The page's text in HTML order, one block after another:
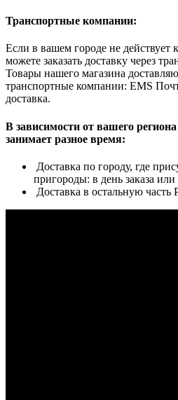
Транспортные компании:
Если в вашем городе не действует
можете заказать доставку через
Товары нашего магазина
транспортные компании: EMS
доставка.
В зависимости от вашего
занимает разное время:
Доставка по городу, где
пригороды: в день заказа
Доставка в остальную часть